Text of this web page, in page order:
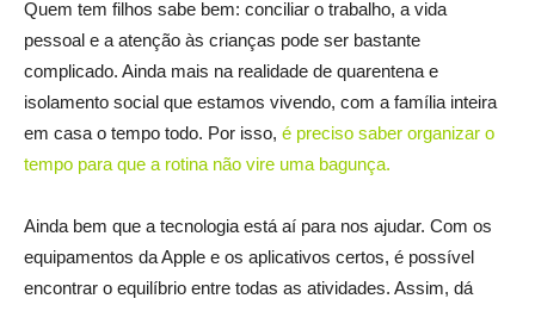
Quem tem filhos sabe bem: conciliar o trabalho, a vida
pessoal e a atenção às crianças pode ser bastante
complicado. Ainda mais na realidade de quarentena e
isolamento social que estamos vivendo, com a família inteira
em casa o tempo todo. Por isso, é preciso saber organizar o
tempo para que a rotina não vire uma bagunça.
Ainda bem que a tecnologia está aí para nos ajudar. Com os
equipamentos da Apple e os aplicativos certos, é possível
encontrar o equilíbrio entre todas as atividades. Assim, dá